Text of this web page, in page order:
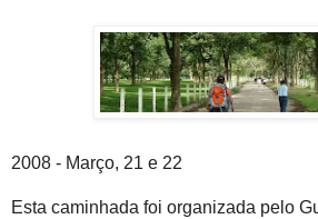
2008 - Março, 21 e 22
Esta caminhada foi organizada pelo